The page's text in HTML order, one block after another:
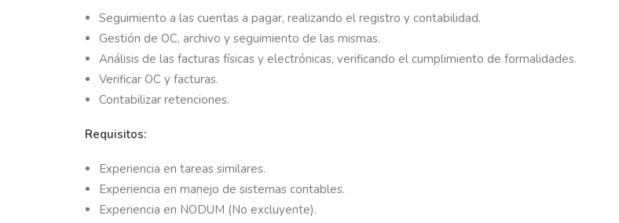
Seguimiento a las cuentas a pagar, realizando el registro y contabilidad.
Gestión de OC, archivo y seguimiento de las mismas.
Análisis de las facturas físicas y electrónicas, verificando el cumplimiento de formalidades.
Verificar OC y facturas.
Contabilizar retenciones.
Requisitos:
Experiencia en tareas similares.
Experiencia en manejo de sistemas contables.
Experiencia en NODUM (No excluyente).